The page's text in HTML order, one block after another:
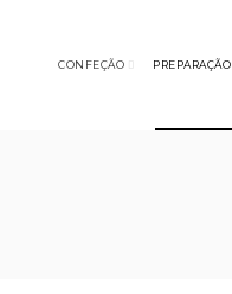
CONFEÇÃO PREPARAÇÃO